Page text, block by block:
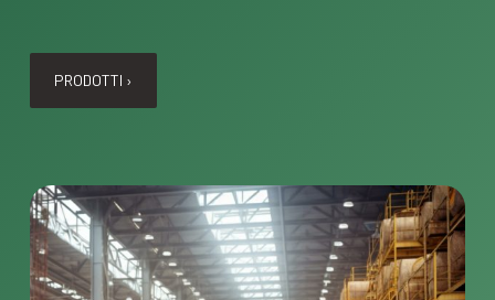
PRODOTTI ›